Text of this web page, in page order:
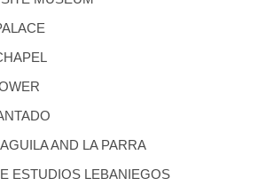
AND LA PARRA
ESTUDIOS LEBANIEGOS